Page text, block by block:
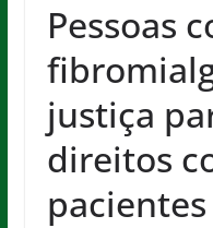
Pessoas
justiça
direitos